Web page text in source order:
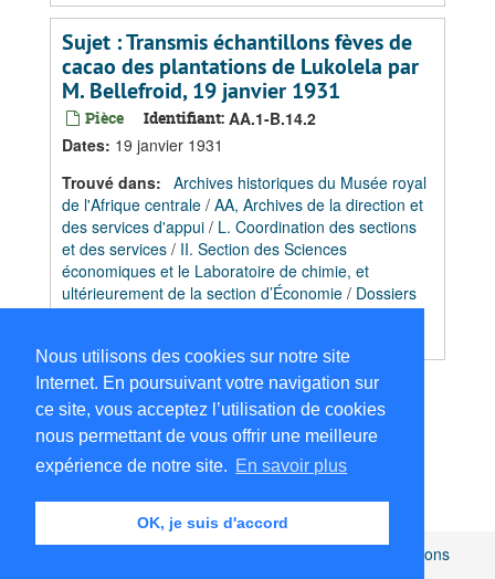
Nous utilisons des cookies sur notre site
Internet. En poursuivant votre navigation sur
ce site, vous acceptez l’utilisation de cookies
nous permettant de vous offrir une meilleure
expérience de notre site. En savoir plus
OK, je suis d'accord
Sujet : Transmis échantillons fèves de
cacao des plantations de Lukolela par
M. Bellefroid, 19 janvier 1931
Pièce Identifiant: AA.1-B.14.2
Dates: 19 janvier 1931
Trouvé dans: Archives historiques du Musée royal
de l'Afrique centrale / AA, Archives de la direction et
des services d'appui / L. Coordination des sections
et des services / II. Section des Sciences
économiques et le Laboratoire de chimie, et
ultérieurement de la section d’Économie / Dossiers
Coordination Section Economique / Economie
1 2 3 4
Mentions